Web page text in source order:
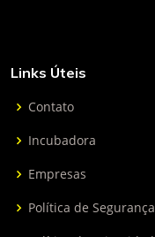
Links Úteis
Contato
Incubadora
Empresas
Política de Segurança